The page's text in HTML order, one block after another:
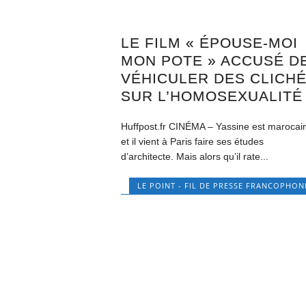
LE FILM « ÉPOUSE-MOI
MON POTE » ACCUSÉ
VÉHICULER DES
SUR L’HOMOSEXUALITÉ
Huffpost.fr CINÉMA – Yassine est
et il vient à Paris faire ses études
d’architecte. Mais alors qu’il rate...
LE POINT - FIL DE PRESSE